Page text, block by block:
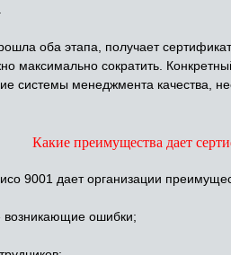
оба этапа, получает
максимально сократить.
системы менеджмента качества,
Какие преимущества дает
9001 дает организации
возникающие ошибки;